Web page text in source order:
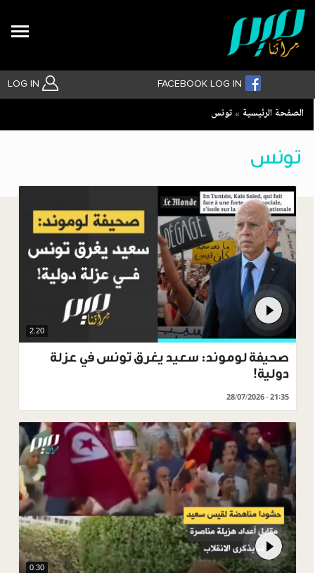
LOG IN FACEBOOK LOG IN
Breadcrumb
الصفحة الرئيسية تونس
تونس
2.20
صحيفة لوموند: سعيد يغرق تونس في عزلة
دولية!
28/07/2026 - 21:35
0.30